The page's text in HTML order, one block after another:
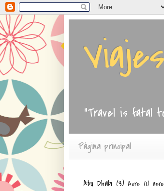
"Travel is fatal
Página principal
Abu Dhabi (3) Acre (1)